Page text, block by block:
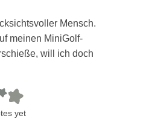
Mensch.
meinen MiniGolf-
will ich doch
yet